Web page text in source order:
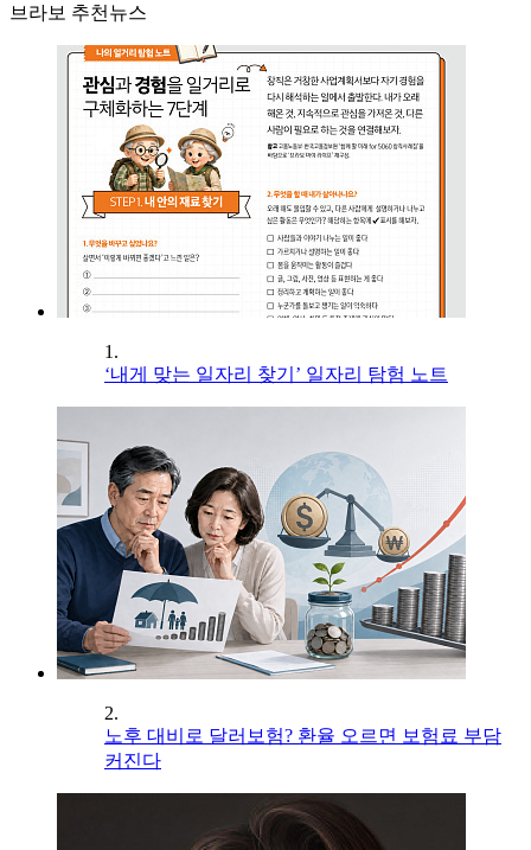
브라보 추천뉴스
1.
‘내게 맞는 일자리 찾기’ 일자리 탐험 노트
2.
노후 대비로 달러보험? 환율 오르면 보험료 부담
커진다